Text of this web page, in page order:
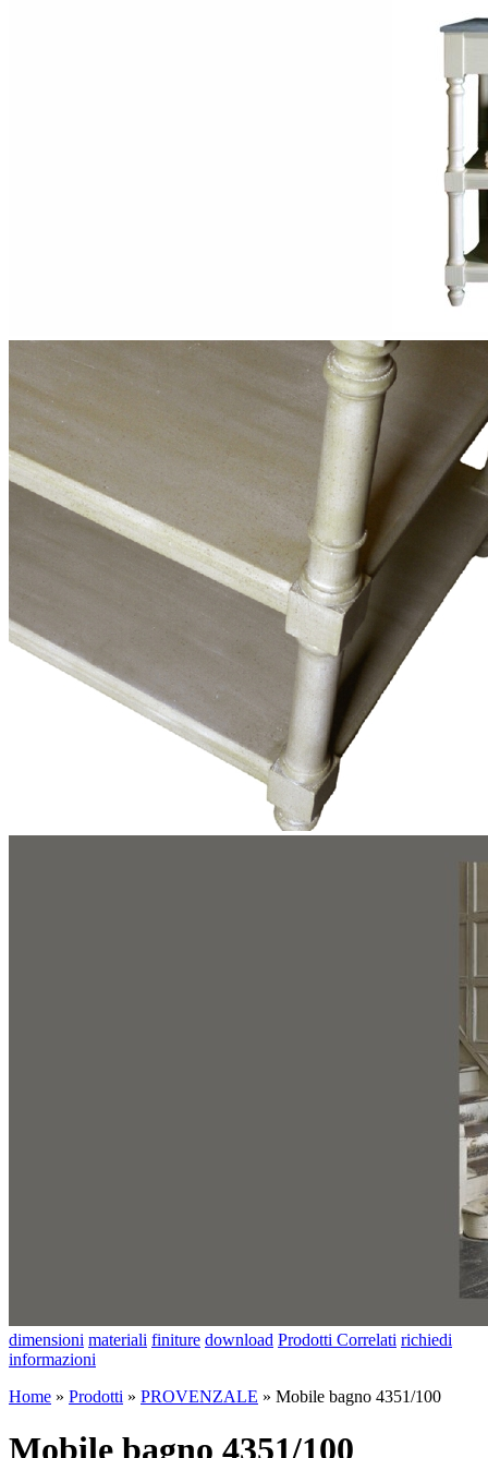
dimensioni materiali finiture download Prodotti Correlati richiedi
informazioni
Home » Prodotti » PROVENZALE » Mobile bagno 4351/100
Mobile bagno 4351/100